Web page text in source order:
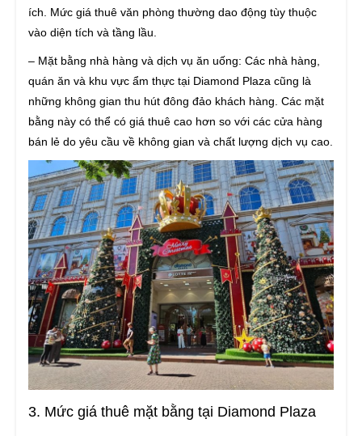
ích. Mức giá thuê văn phòng thường dao động tùy thuộc
vào diện tích và tầng lầu.
– Mặt bằng nhà hàng và dịch vụ ăn uống: Các nhà hàng,
quán ăn và khu vực ẩm thực tại Diamond Plaza cũng là
những không gian thu hút đông đảo khách hàng. Các mặt
bằng này có thể có giá thuê cao hơn so với các cửa hàng
bán lẻ do yêu cầu về không gian và chất lượng dịch vụ cao.
3. Mức giá thuê mặt bằng tại Diamond Plaza